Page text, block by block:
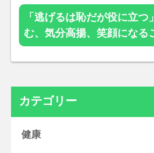
「逃げるは恥だが役に立つ
む、気分高揚、笑顔になる
カテゴリー
健康